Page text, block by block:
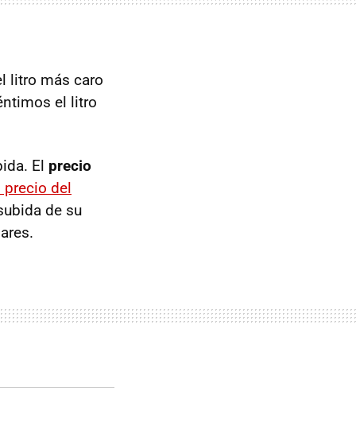
litro más caro
el litro
El precio
del
de su